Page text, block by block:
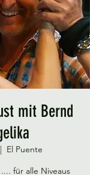
mit Bernd
El Puente
für alle Niveaus